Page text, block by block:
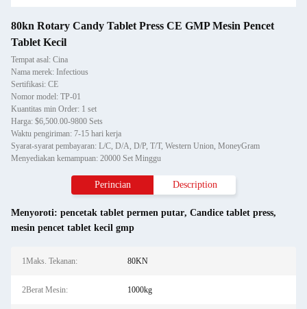
80kn Rotary Candy Tablet Press CE GMP Mesin Pencet
Tablet Kecil
Tempat asal: Cina
Nama merek: Infectious
Sertifikasi: CE
Nomor model: TP-01
Kuantitas min Order: 1 set
Harga: $6,500.00-9800 Sets
Waktu pengiriman: 7-15 hari kerja
Syarat-syarat pembayaran: L/C, D/A, D/P, T/T, Western Union, MoneyGram
Menyediakan kemampuan: 20000 Set Minggu
Perincian Description
Menyoroti: pencetak tablet permen putar, Candice tablet press,
mesin pencet tablet kecil gmp
1Maks. Tekanan: 80KN
2Berat Mesin: 1000kg